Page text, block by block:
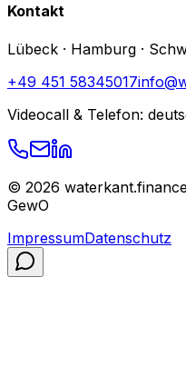
Kontakt
Lübeck · Hamburg ·
+49 451 58345017
Videocall & Telefon:
© 2026
GewO
ImpressumDatenschutz